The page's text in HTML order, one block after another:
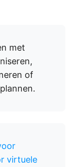
met
of
virtuele